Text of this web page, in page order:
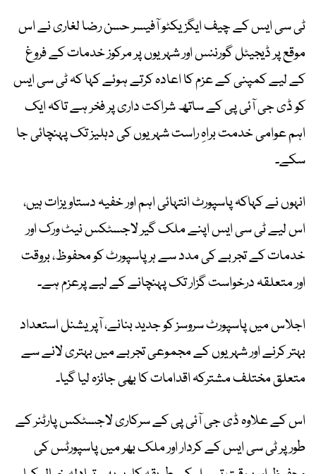
ٹی سی ایس کے چیف ایگزیکٹو آفیسر حسن رضا لغاری نے اس
موقع پر ڈیجیٹل گورننس اور شہریوں پر مرکوز خدمات کے فروغ
کے لیے کمپنی کے عزم کا اعادہ کرتے ہوئے کہا کہ ٹی سی ایس
کو ڈی جی آئی پی کے ساتھ شراکت داری پر فخر ہے تاکہ ایک
اہم عوامی خدمت براہِ راست شہریوں کی دہلیز تک پہنچائی جا
سکے۔
انہوں نے کہاکہ پاسپورٹ انتہائی اہم اور خفیہ دستاویزات ہیں،
اس لیے ٹی سی ایس اپنے ملک گیر لاجسٹکس نیٹ ورک اور
خدمات کے تجربے کی مدد سے ہر پاسپورٹ کو محفوظ، بروقت
اور متعلقہ درخواست گزار تک پہنچانے کے لیے پرعزم ہے۔
اجلاس میں پاسپورٹ سروسز کو جدید بنانے، آپریشنل استعداد
بہتر کرنے اور شہریوں کے مجموعی تجربے میں بہتری لانے سے
متعلق مختلف مشترکہ اقدامات کا بھی جائزہ لیا گیا۔
اس کے علاوہ ڈی جی آئی پی کے سرکاری لاجسٹکس پارٹنر کے
طور پر ٹی سی ایس کے کردار اور ملک بھر میں پاسپورٹس کی